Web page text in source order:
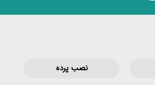
نصب پرده